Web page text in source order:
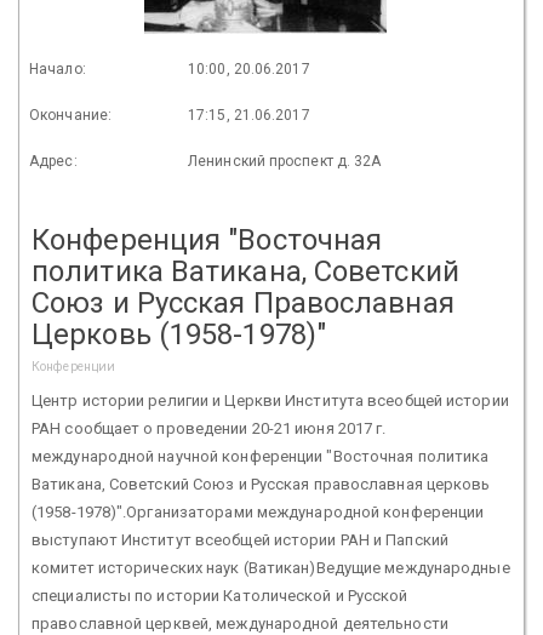
Начало: 10:00, 20.06.2017
Окончание: 17:15, 21.06.2017
Адрес: Ленинский проспект д. 32А
Конференция "Восточная
политика Ватикана, Советский
Союз и Русская Православная
Церковь (1958-1978)"
Конференции
Центр истории религии и Церкви Института всеобщей истории
РАН сообщает о проведении 20-21 июня 2017 г.
международной научной конференции "Восточная политика
Ватикана, Советский Союз и Русская православная церковь
(1958-1978)".Организаторами международной конференции
выступают Институт всеобщей истории РАН и Папский
комитет исторических наук (Ватикан)Ведущие международные
специалисты по истории Католической и Русской
православной церквей, международной деятельности